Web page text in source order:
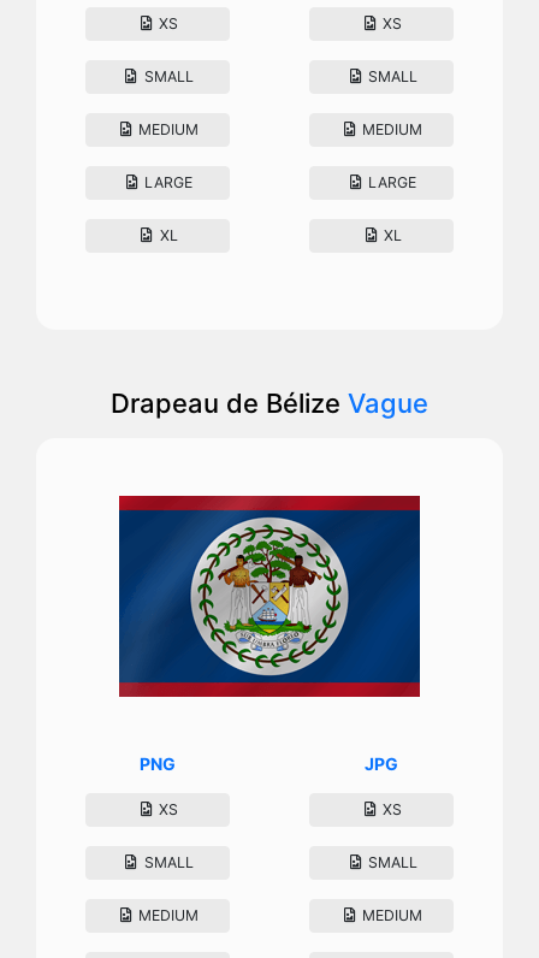
XS
SMALL
MEDIUM
LARGE
XL
XS
SMALL
MEDIUM
LARGE
XL
Drapeau de Bélize Vague
PNG
XS
SMALL
MEDIUM
JPG
XS
SMALL
MEDIUM